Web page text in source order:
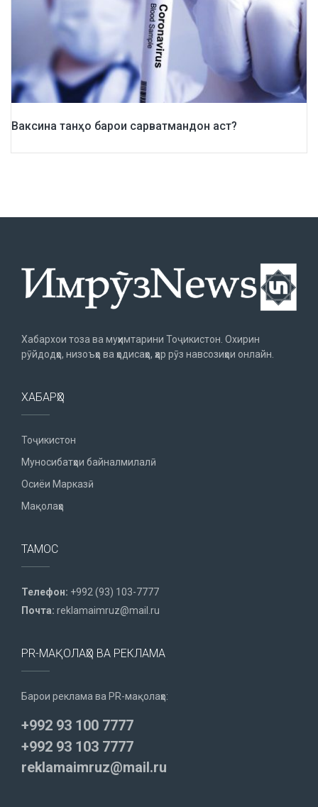
Ваксина танҳо барои сарватмандон аст?
Хабархои тоза ва муҳимтарини Тоҷикистон. Охирин
рӯйдодҳо, низоъҳо ва ҳодисаҳо, ҳар рӯз навсозиҳои онлайн.
ХАБАРҲО
Тоҷикистон
Муносибатҳои байналмилалӣ
Осиёи Марказӣ
Мақолаҳо
ТАМОС
Телефон: +992 (93) 103-7777
Почта: reklamaimruz@mail.ru
PR-МАҚОЛАҲО ВА РЕКЛАМА
Барои реклама ва PR-мақолаҳо:
+992 93 100 7777
+992 93 103 7777
reklamaimruz@mail.ru